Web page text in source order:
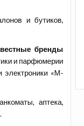
и бутиков,
бренды
и парфюмерии
электроники «М-
аптека,